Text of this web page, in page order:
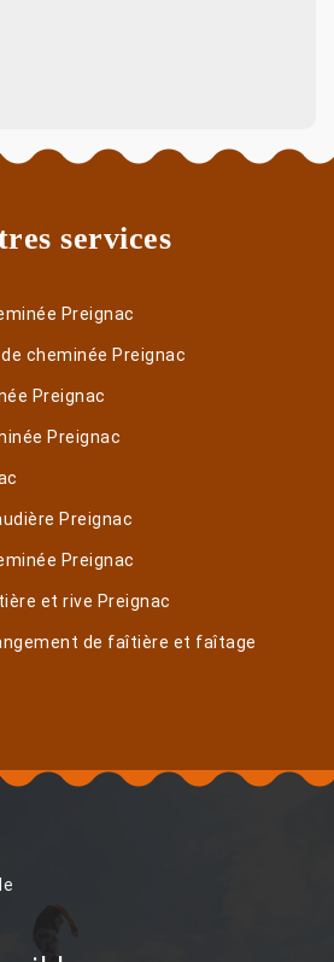
services
Preignac
cheminée Preignac
Preignac
Preignac
Preignac
Preignac
et rive Preignac
de faîtière et faîtage